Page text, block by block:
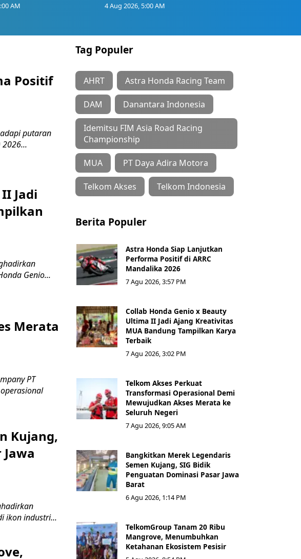
AM 4 Aug 2026, 5:00 AM
Positif
putaran
2026...
Jadi
Genio...
Merata
PT
Kujang,
ikon industri...
Tag Populer
AHRT Astra Honda Racing Team
DAM Danantara Indonesia
Idemitsu FIM Asia Road Racing
Championship
MUA PT Daya Adira Motora
Telkom Akses Telkom Indonesia
Berita Populer
Astra Honda Siap Lanjutkan
Performa Positif di ARRC
Mandalika 2026
7 Agu 2026, 3:57 PM
Collab Honda Genio x Beauty
Ultima II Jadi Ajang Kreativitas
MUA Bandung Tampilkan Karya
Terbaik
7 Agu 2026, 3:02 PM
Telkom Akses Perkuat
Transformasi Operasional Demi
Mewujudkan Akses Merata ke
Seluruh Negeri
7 Agu 2026, 9:05 AM
Bangkitkan Merek Legendaris
Semen Kujang, SIG Bidik
Penguatan Dominasi Pasar Jawa
Barat
6 Agu 2026, 1:14 PM
TelkomGroup Tanam 20 Ribu
Mangrove, Menumbuhkan
Ketahanan Ekosistem Pesisir